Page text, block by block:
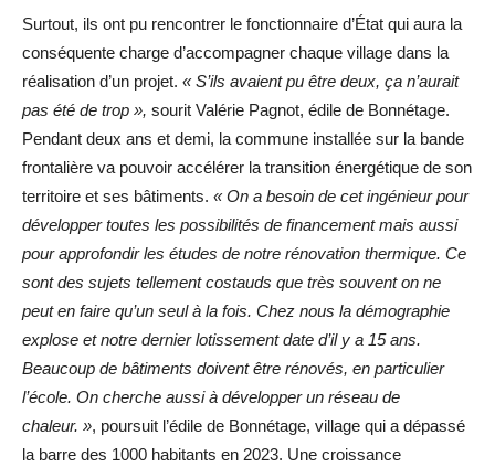
Surtout, ils ont pu rencontrer le fonctionnaire d’État qui aura la
conséquente charge d’accompagner chaque village dans la
réalisation d’un projet. « S’ils avaient pu être deux, ça n’aurait
pas été de trop », sourit Valérie Pagnot, édile de Bonnétage.
Pendant deux ans et demi, la commune installée sur la bande
frontalière va pouvoir accélérer la transition énergétique de son
territoire et ses bâtiments. « On a besoin de cet ingénieur pour
développer toutes les possibilités de financement mais aussi
pour approfondir les études de notre rénovation thermique. Ce
sont des sujets tellement costauds que très souvent on ne
peut en faire qu’un seul à la fois. Chez nous la démographie
explose et notre dernier lotissement date d’il y a 15 ans.
Beaucoup de bâtiments doivent être rénovés, en particulier
l’école. On cherche aussi à développer un réseau de
chaleur. », poursuit l’édile de Bonnétage, village qui a dépassé
la barre des 1000 habitants en 2023. Une croissance